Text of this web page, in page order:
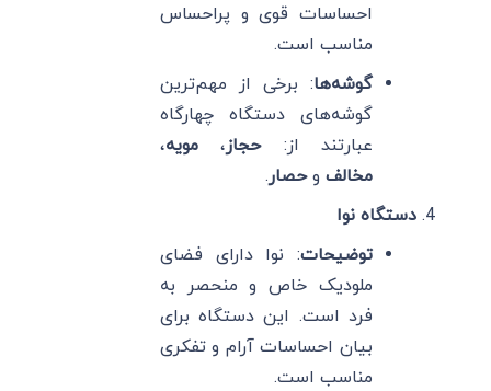
احساسات قوی و پراحساس
مناسب است.
گوشه‌ها: برخی از مهم‌ترین
گوشه‌های دستگاه چهارگاه
عبارتند از:حجاز،مویه،
مخالف وحصار.
دستگاه نوا
توضیحات: نوا دارای فضای
ملودیک خاص و منحصر به
فرد است. این دستگاه برای
بیان احساسات آرام و تفکری
مناسب است.